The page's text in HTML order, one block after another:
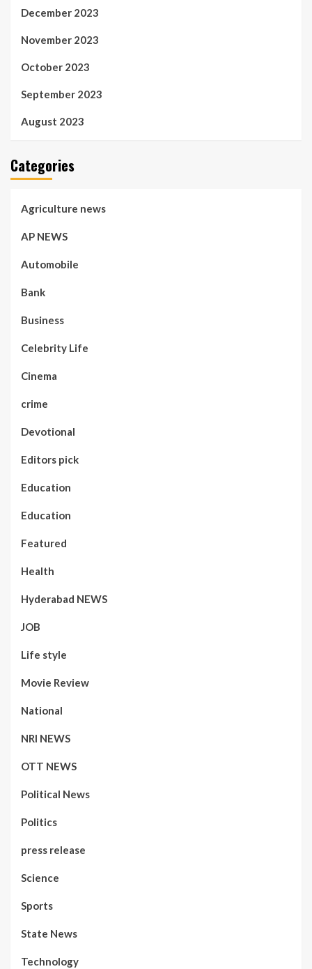
December 2023
November 2023
October 2023
September 2023
August 2023
Categories
Agriculture news
AP NEWS
Automobile
Bank
Business
Celebrity Life
Cinema
crime
Devotional
Editors pick
Education
Education
Featured
Health
Hyderabad NEWS
JOB
Life style
Movie Review
National
NRI NEWS
OTT NEWS
Political News
Politics
press release
Science
Sports
State News
Technology